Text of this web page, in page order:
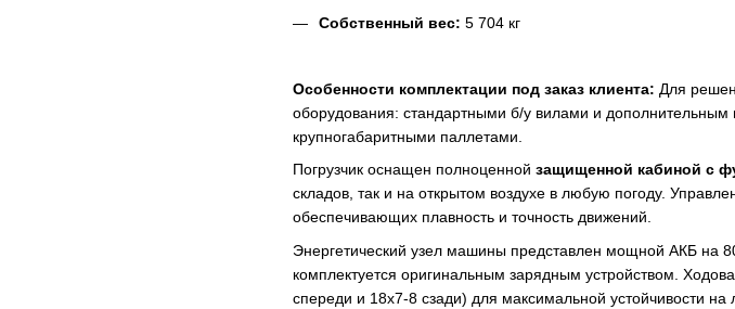
Собственный вес: 5 704 кг
Особенности комплектации под заказ клиента: Для
оборудования: стандартными б/у вилами и дополнительным
крупногабаритными паллетами.
Погрузчик оснащен полноценной защищенной кабиной с
складов, так и на открытом воздухе в любую погоду.
обеспечивающих плавность и точность движений.
Энергетический узел машины представлен мощной АКБ на
комплектуется оригинальным зарядным устройством.
спереди и 18x7-8 сзади) для максимальной устойчивости на